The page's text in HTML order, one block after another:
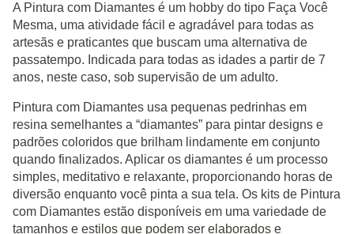
A Pintura com Diamantes é um hobby do tipo Faça Você
Mesma, uma atividade fácil e agradável para todas as
artesãs e praticantes que buscam uma alternativa de
passatempo. Indicada para todas as idades a partir de 7
anos, neste caso, sob supervisão de um adulto.
Pintura com Diamantes usa pequenas pedrinhas em
resina semelhantes a “diamantes” para pintar designs e
padrões coloridos que brilham lindamente em conjunto
quando finalizados. Aplicar os diamantes é um processo
simples, meditativo e relaxante, proporcionando horas de
diversão enquanto você pinta a sua tela. Os kits de Pintura
com Diamantes estão disponíveis em uma variedade de
tamanhos e estilos que podem ser elaborados e